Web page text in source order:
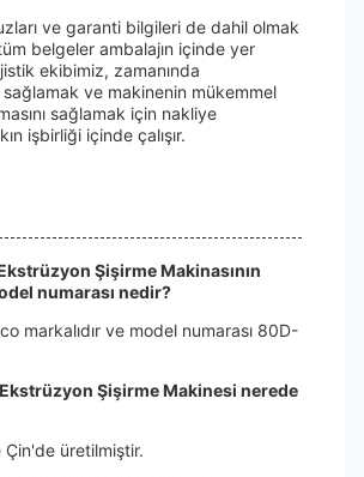
ve garanti bilgileri de dahil olmak
belgeler ambalajın içinde yer
ekibimiz, zamanında
ve makinenin mükemmel
sağlamak için nakliye
işbirliği içinde çalışır.
Şişirme Makinasının
numarası nedir?
markalıdır ve model numarası 80D-
Şişirme Makinesi nerede
Çin'de üretilmiştir.